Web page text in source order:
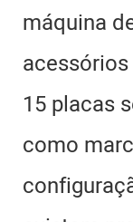
máquina
15 placas
como